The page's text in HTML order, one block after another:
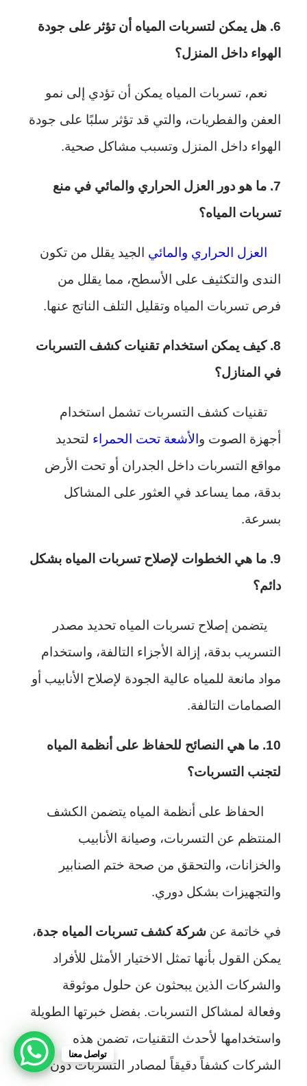
6. هل يمكن لتسربات المياه أن تؤثر على جودة
الهواء داخل المنزل؟
نعم، تسربات المياه يمكن أن تؤدي إلى نمو
العفن والفطريات، والتي قد تؤثر سلبًا على جودة
الهواء داخل المنزل وتسبب مشاكل صحية.
7. ما هو دور العزل الحراري والمائي في منع
تسربات المياه؟
العزل الحراري والمائي الجيد يقلل من تكون
الندى والتكثيف على الأسطح، مما يقلل من
فرص تسربات المياه وتقليل التلف الناتج عنها.
8. كيف يمكن استخدام تقنيات كشف التسربات
في المنازل؟
تقنيات كشف التسربات تشمل استخدام
أجهزة الصوت و الأشعة تحت الحمراء لتحديد
مواقع التسربات داخل الجدران أو تحت الأرض
بدقة، مما يساعد في العثور على المشاكل
بسرعة.
9. ما هي الخطوات لإصلاح تسربات المياه بشكل
دائم؟
يتضمن إصلاح تسربات المياه تحديد مصدر
التسريب بدقة، إزالة الأجزاء التالفة، واستخدام
مواد مانعة للمياه عالية الجودة لإصلاح الأنابيب أو
الصمامات التالفة.
10. ما هي النصائح للحفاظ على أنظمة المياه
لتجنب التسربات؟
الحفاظ على أنظمة المياه يتضمن الكشف
المنتظم عن التسربات، وصيانة الأنابيب
والخزانات، والتحقق من صحة ختم الصنابير
والتجهيزات بشكل دوري.
في خاتمة عن شركة كشف تسربات المياه جدة،
يمكن القول بأنها تمثل الاختيار الأمثل للأفراد
والشركات الذين يبحثون عن حلول موثوقة
وفعالة لمشاكل التسربات. بفضل خبرتها الطويلة
واستخدامها لأحدث التقنيات، تضمن هذه
الشركات كشفاً دقيقاً لمصادر التسربات دون
تواصل معنا